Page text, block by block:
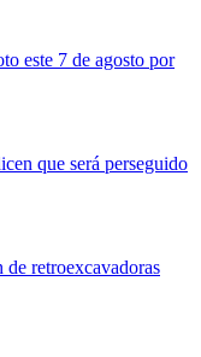
este 7 de agosto por
que será perseguido
retroexcavadoras